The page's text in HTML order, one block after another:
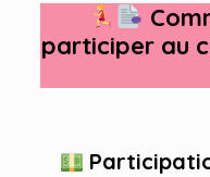
participer au